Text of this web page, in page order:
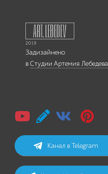
Задизайнено
в Студии Артемия Лебедева
Канал в Telegram